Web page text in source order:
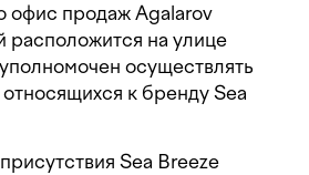
офис продаж Agalarov
расположится на улице
осуществлять
к бренду Sea
Sea Breeze